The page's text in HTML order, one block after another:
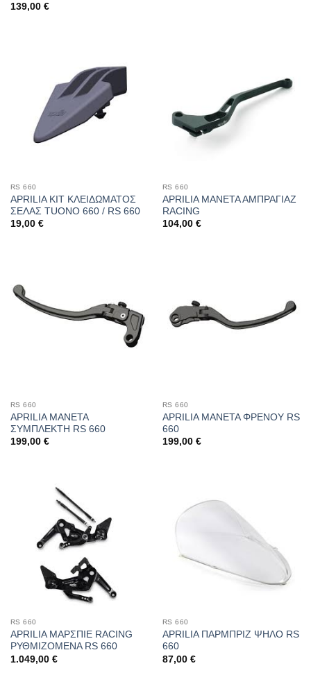
139,00 €
RS 660
APRILIA ΚΙΤ ΚΛΕΙΔΩΜΑΤΟΣ
ΣΕΛΑΣ TUONO 660 / RS 660
19,00 €
RS 660
APRILIA ΜΑΝΕΤΑ ΑΜΠΡΑΓΙΑΖ
RACING
104,00 €
RS 660
APRILIA ΜΑΝΕΤΑ
ΣΥΜΠΛΕΚΤΗ RS 660
199,00 €
RS 660
APRILIA ΜΑΝΕΤΑ ΦΡΕΝΟΥ RS
660
199,00 €
RS 660
APRILIA ΜΑΡΣΠΙΕ RACING
ΡΥΘΜΙΖΟΜΕΝΑ RS 660
1.049,00 €
RS 660
APRILIA ΠΑΡΜΠΡΙΖ ΨΗΛΟ RS
660
87,00 €